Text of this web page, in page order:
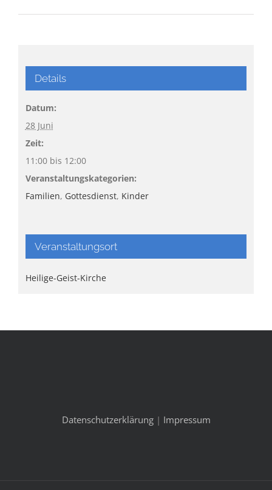
Details
Datum:
28 Juni
Zeit:
11:00 bis 12:00
Veranstaltungskategorien:
Familien, Gottesdienst, Kinder
Veranstaltungsort
Heilige-Geist-Kirche
Datenschutzerklärung| Impressum